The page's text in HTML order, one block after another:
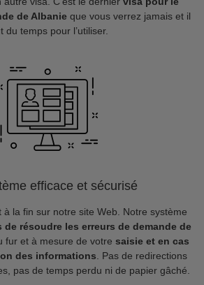
de Albanie que vous verrez jamais et il
du temps pour l’utiliser.
efficace et sécurisé
à la fin sur notre site Web. Notre système
de résoudre les erreurs de demande de
fur et à mesure de votre saisie et en cas
des informations . Pas de redirections
pas de temps perdu ni de papier gâché.